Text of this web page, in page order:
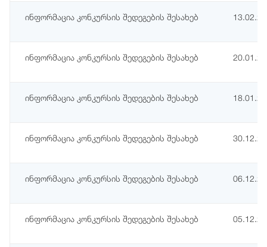
ინფორმაცია კონკურსის შედეგების შესახებ
ინფორმაცია კონკურსის შედეგების შესახებ
ინფორმაცია კონკურსის შედეგების შესახებ
ინფორმაცია კონკურსის შედეგების შესახებ
ინფორმაცია კონკურსის შედეგების შესახებ
ინფორმაცია კონკურსის შედეგების შესახებ